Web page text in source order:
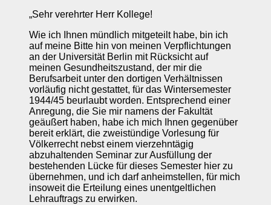
„Sehr verehrter Herr Kollege!
Wie ich Ihnen mündlich mitgeteilt habe, bin ich
auf meine Bitte hin von meinen Verpflichtungen
an der Universität Berlin mit Rücksicht auf
meinen Gesundheitszustand, der mir die
Berufsarbeit unter den dortigen Verhältnissen
vorläufig nicht gestattet, für das Wintersemester
1944/45 beurlaubt worden. Entsprechend einer
Anregung, die Sie mir namens der Fakultät
geäußert haben, habe ich mich Ihnen gegenüber
bereit erklärt, die zweistündige Vorlesung für
Völkerrecht nebst einem vierzehntägig
abzuhaltenden Seminar zur Ausfüllung der
bestehenden Lücke für dieses Semester hier zu
übernehmen, und ich darf anheimstellen, für mich
insoweit die Erteilung eines unentgeltlichen
Lehrauftrags zu erwirken.